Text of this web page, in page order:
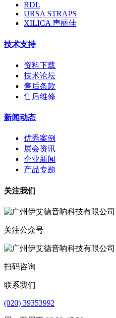
RDL
URSA STRAPS
XILICA 声丽佳
技术支持
资料下载
技术论坛
售后条款
售后维修
新闻动态
优秀案例
展会资讯
企业新闻
产品专题
关注我们
关注公众号
扫码咨询
联系我们
(020) 39353992